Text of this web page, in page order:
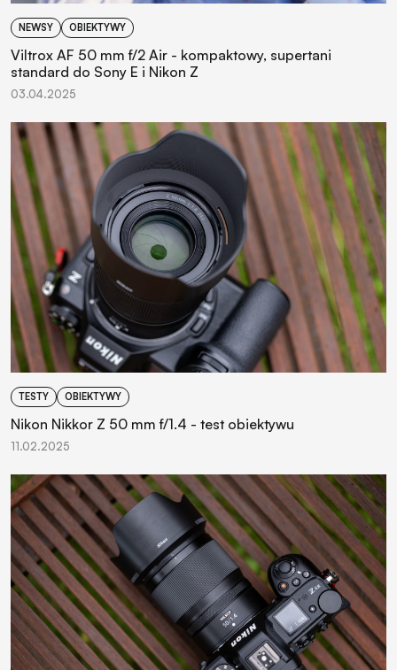
NEWSY OBIEKTYWY
Viltrox AF 50 mm f/2 Air - kompaktowy, supertani
standard do Sony E i Nikon Z
03.04.2025
TESTY OBIEKTYWY
Nikon Nikkor Z 50 mm f/1.4 - test obiektywu
11.02.2025